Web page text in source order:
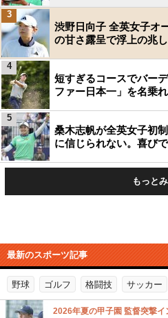
渋野日向子 全英女子オ
の甘さ露呈で浮上の兆
3
短すぎるコースでバー
ファー日本一」を名乗
4
桑木志帆が全英女子初
に信じられない。喜びで
5
もっと
最新のスポーツ記事
野球 ゴルフ 格闘技 サッカー
2026年夏の甲子園 監督突撃イ